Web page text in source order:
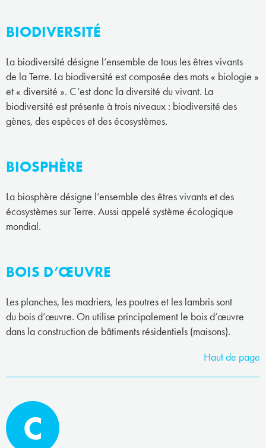
BIODIVERSITÉ
La biodiversité désigne l’ensemble de tous les êtres vivants
de la Terre. La biodiversité est composée des mots « biologie »
et « diversité ». C’est donc la diversité du vivant. La
biodiversité est présente à trois niveaux : biodiversité des
gènes, des espèces et des écosystèmes.
BIOSPHÈRE
La biosphère désigne l’ensemble des êtres vivants et des
écosystèmes sur Terre. Aussi appelé système écologique
mondial.
BOIS D’ŒUVRE
Les planches, les madriers, les poutres et les lambris sont
du bois d’œuvre. On utilise principalement le bois d’œuvre
dans la construction de bâtiments résidentiels (maisons).
Haut de page
C